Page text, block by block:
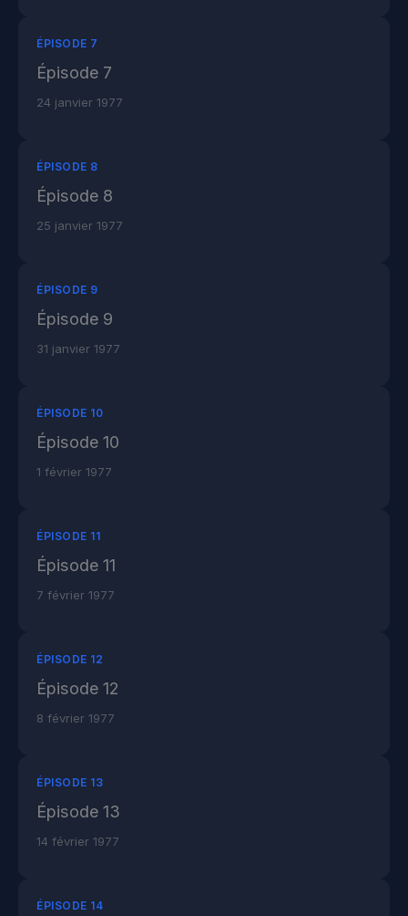
ÉPISODE 7
Épisode 7
24 janvier 1977
ÉPISODE 8
Épisode 8
25 janvier 1977
ÉPISODE 9
Épisode 9
31 janvier 1977
ÉPISODE 10
Épisode 10
1 février 1977
ÉPISODE 11
Épisode 11
7 février 1977
ÉPISODE 12
Épisode 12
8 février 1977
ÉPISODE 13
Épisode 13
14 février 1977
ÉPISODE 14